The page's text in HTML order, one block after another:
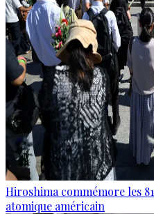
Hiroshima commémore les
atomique américain